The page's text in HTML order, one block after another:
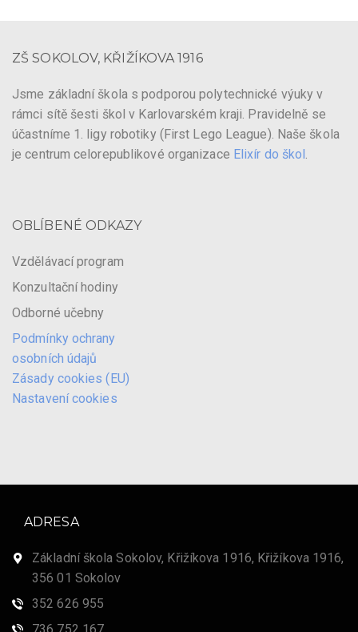
ZŠ SOKOLOV, KŘIŽÍKOVA 1916
Jsme základní škola s podporou polytechnické výuky v
rámci sítě šesti škol v Karlovarském kraji. Pravidelně se
účastníme 1. ligy robotiky (First Lego League). Naše škola
je centrum celorepublikové organizace Elixír do škol .
OBLÍBENÉ ODKAZY
Vzdělávací program
Konzultační hodiny
Odborné učebny
Podmínky ochrany
osobních údajů
Zásady cookies (EU)
Nastavení cookies
ADRESA
Základní škola Sokolov, Křižíkova 1916, Křižíkova 1916,
356 01 Sokolov
352 626 955